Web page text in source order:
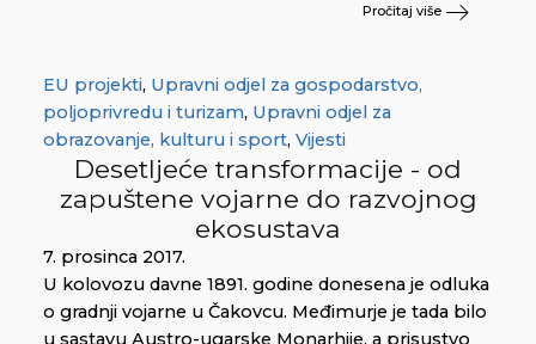
Pročitaj više
EU projekti, Upravni odjel za gospodarstvo,
poljoprivredu i turizam, Upravni odjel za
obrazovanje, kulturu i sport, Vijesti
Desetljeće transformacije - od
zapuštene vojarne do razvojnog
ekosustava
7. prosinca 2017.
U kolovozu davne 1891. godine donesena je odluka
o gradnji vojarne u Čakovcu. Međimurje je tada bilo
u sastavu Austro-ugarske Monarhije, a prisustvo